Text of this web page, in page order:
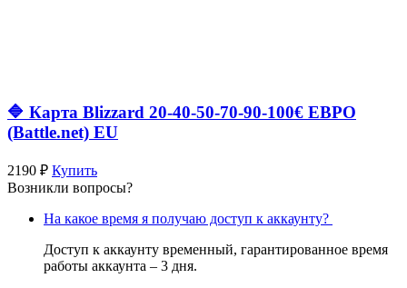
🔷 Карта Blizzard 20-40-50-70-90-100€ ЕВРО
(Battle.net) EU
2190 ₽ Купить
Возникли вопросы?
На какое время я получаю доступ к аккаунту?
Доступ к аккаунту временный, гарантированное время
работы аккаунта – 3 дня.